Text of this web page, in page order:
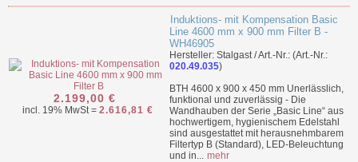
2.199,00 €
incl. 19% MwSt = 2.616,81 €
Induktions- mit Kompensation Basic
Line 4600 mm x 900 mm Filter B -
WH46905
Hersteller: Stalgast / Art.-Nr.: (Art.-Nr.:
020.49.035)
BTH 4600 x 900 x 450 mm Unerlässlich,
funktional und zuverlässig - Die
Wandhauben der Serie „Basic Line“ aus
hochwertigem, hygienischem Edelstahl
sind ausgestattet mit herausnehmbarem
Filtertyp B (Standard), LED-Beleuchtung
und in... mehr